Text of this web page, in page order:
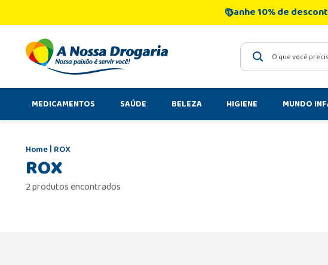
Ganhe 10% de
O que você precisa?
MEDICAMENTOS SAÚDE BELEZA HIGIENE MUNDO
ROX
ROX
2 produtos encontrados